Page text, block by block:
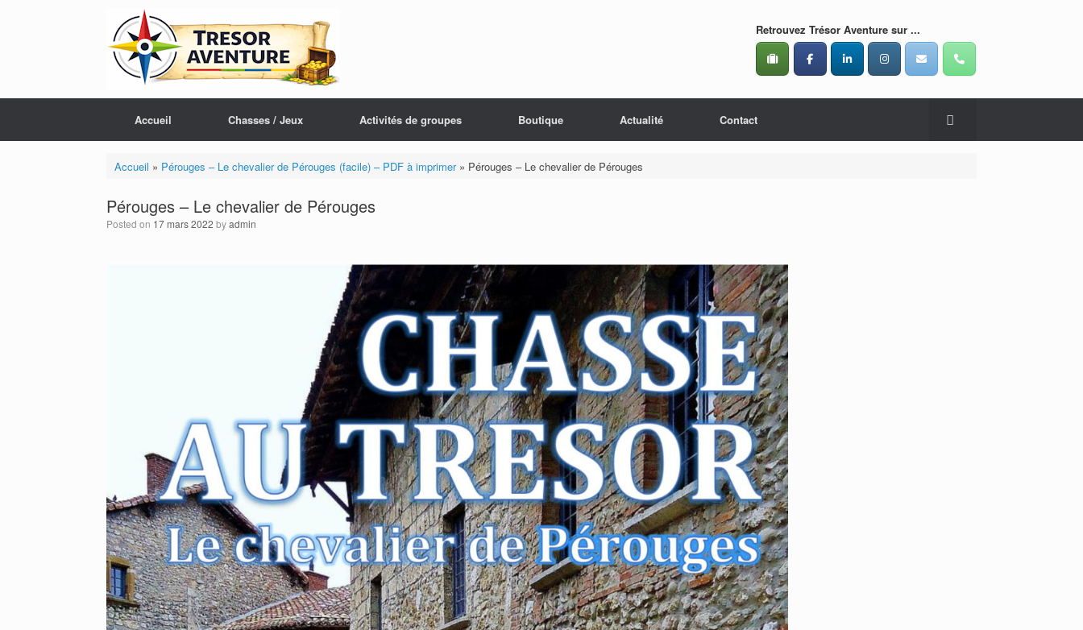
Retrouvez Trésor Aventure sur ...
Accueil Chasses / Jeux Activités de groupes Boutique Actualité Contact
Accueil » Pérouges – Le chevalier de Pérouges (facile) – PDF à imprimer» Pérouges – Le chevalier de Pérouges
Pérouges – Le chevalier de Pérouges
Posted on 17 mars 2022 byadmin